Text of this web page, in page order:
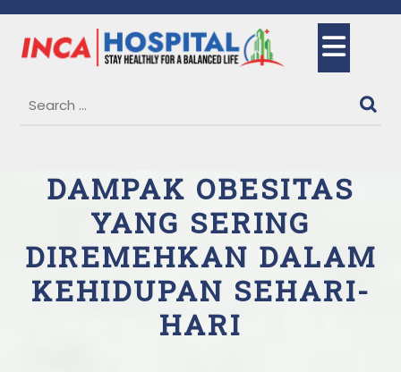
content
DAMPAK OBESITAS
YANG SERING
DIREMEHKAN DALAM
KEHIDUPAN SEHARI-
HARI